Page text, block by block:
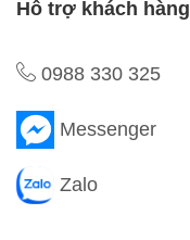
Hỗ trợ khách hàng
0988 330 325
Messenger
Zalo